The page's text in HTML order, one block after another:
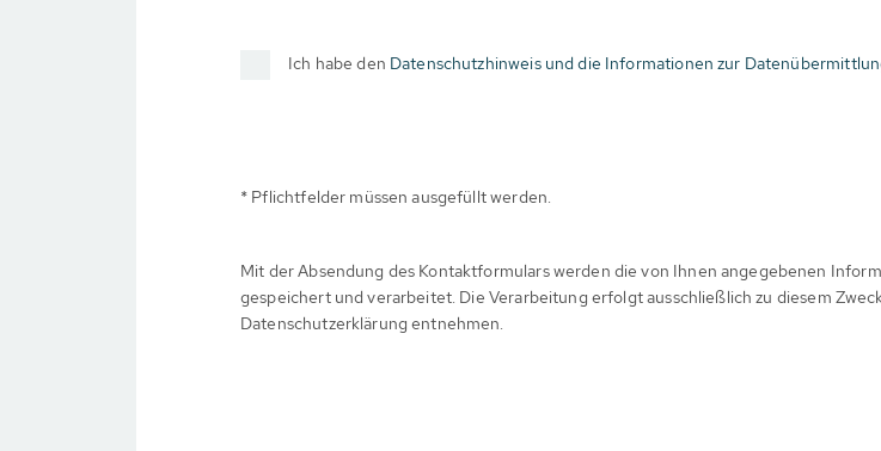
Ich habe den Datenschutzhinweis und die Informationen zur
* Pflichtfelder müssen ausgefüllt werden.
Mit der Absendung des Kontaktformulars werden die von Ihnen angegebenen
gespeichert und verarbeitet. Die Verarbeitung erfolgt ausschließlich zu diesem
Datenschutzerklärung entnehmen.